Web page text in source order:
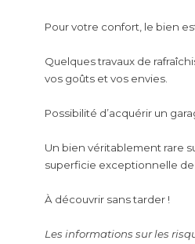
Pour votre confort, le bien
Quelques travaux de
vos goûts et vos envies.
Possibilité d’acquérir un
Un bien véritablement rare
superficie exceptionnelle de
À découvrir sans tarder !
Les informations sur les